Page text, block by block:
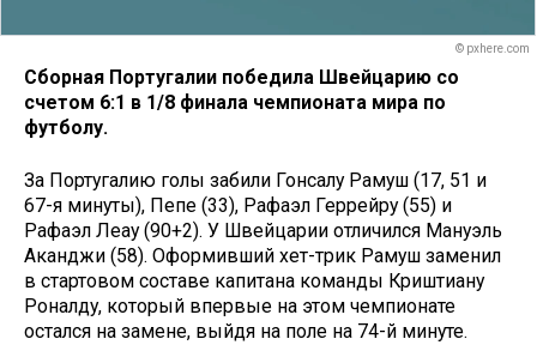
© pxhere.com
Сборная Португалии победила Швейцарию со
счетом 6:1 в 1/8 финала чемпионата мира по
футболу.
За Португалию голы забили Гонсалу Рамуш (17, 51 и
67-я минуты), Пепе (33), Рафаэл Геррейру (55) и
Рафаэл Леау (90+2). У Швейцарии отличился Мануэль
Аканджи (58). Оформивший хет-трик Рамуш заменил
в стартовом составе капитана команды Криштиану
Роналду, который впервые на этом чемпионате
остался на замене, выйдя на поле на 74-й минуте.